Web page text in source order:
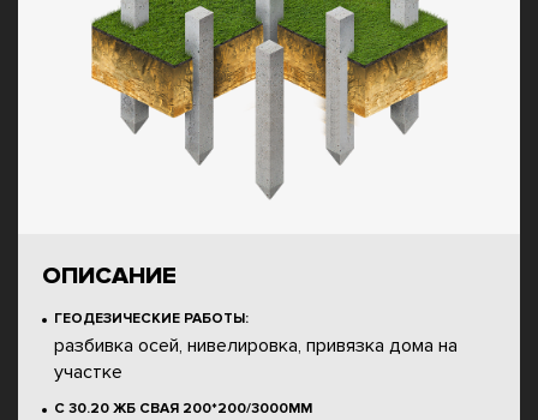
ОПИСАНИЕ
ГЕОДЕЗИЧЕСКИЕ РАБОТЫ:
разбивка осей, нивелировка, привязка дома на
участке
С 30.20 ЖБ СВАЯ 200*200/3000ММ